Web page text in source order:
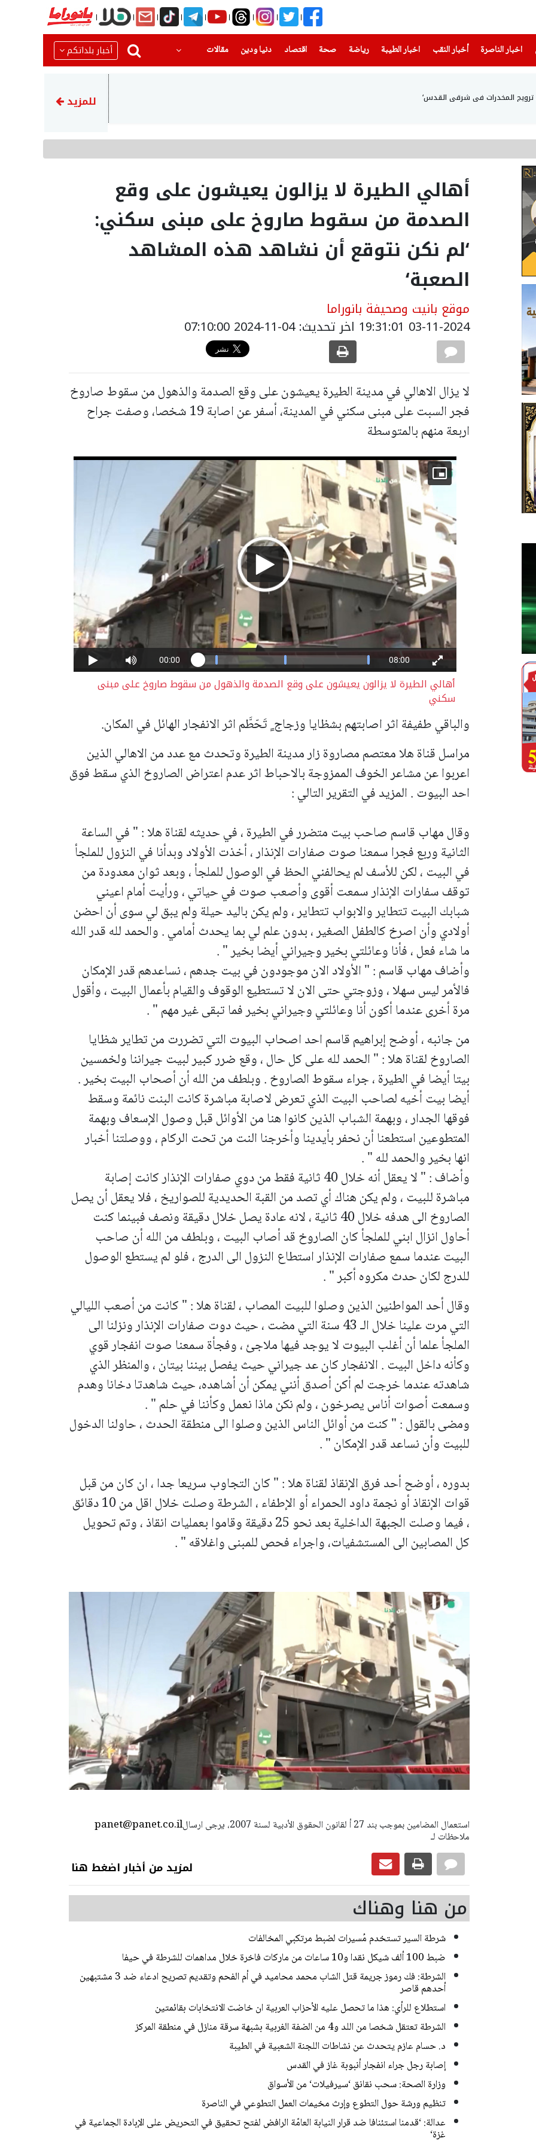
اخبار الناصرة
(current) أخبار النقب اخبار الطيبة(current) رياضة
(current) صحة(current) اقتصاد دنيا ودين
(current) مقالات أخبار بلداتكم
ترويج المخدرات في شرقي القدس‘ إحباط محاولة سرقة مركبة
للمزيد
أهالي الطيرة لا يزالون يعيشون على وقع
الصدمة من سقوط صاروخ على مبنى سكني:
‘لم نكن نتوقع أن نشاهد هذه المشاهد
الصعبة‘
موقع بانيت وصحيفة بانوراما
03-11-2024 19:31:01 اخر تحديث: 04-11-2024 07:10:00
لا يزال الاهالي في مدينة الطيرة يعيشون على وقع الصدمة والذهول من سقوط صاروخ
فجر السبت على مبنى سكني في المدينة، أسفر عن اصابة 19 شخصا، وصفت جراح
اربعة منهم بالمتوسطة
أهالي الطيرة لا يزالون يعيشون على وقع الصدمة والذهول من سقوط صاروخ على مبنى
سكني
والباقي طفيفة اثر اصابتهم بشظايا وزجاج ٍ تَحّطَّم اثر الانفجار الهائل في المكان.
مراسل قناة هلا معتصم مصاروة زار مدينة الطيرة وتحدث مع عدد من الاهالي الذين
اعربوا عن مشاعر الخوف الممزوجة بالاحباط اثر عدم اعتراض الصاروخ الذي سقط فوق
احد البيوت . المزيد في التقرير التالي :
وقال مهاب قاسم صاحب بيت متضرر في الطيرة ، في حديثه لقناة هلا : " في الساعة
الثانية وربع فجرا سمعنا صوت صفارات الإنذار ، أخذت الأولاد وبدأنا في النزول للملجأ
في البيت ، لكن للأسف لم يحالفني الحظ في الوصول للملجأ ، وبعد ثوان معدودة من
توقف سفارات الإنذار سمعت أقوى وأصعب صوت في حياتي ، ورأيت أمام اعيني
شبابك البيت تتطاير والابواب تتطاير ، ولم يكن باليد حيلة ولم يبق لي سوى أن احضن
أولادي وأن اصرخ كالطفل الصغير ، بدون علم لي بما يحدث أمامي . والحمد لله قدر الله
ما شاء فعل ، فأنا وعائلتي بخير وجيراني أيضا بخير " .
وأضاف مهاب قاسم : " الأولاد الان موجودون في بيت جدهم ، نساعدهم قدر الإمكان
فالأمر ليس سهلا ، وزوجتي حتى الان لا تستطيع الوقوف والقيام بأعمال البيت ، وأقول
مرة أخرى عندما أكون أنا وعائلتي وجيراني بخير فما تبقى غير مهم " .
من جانبه ، أوضح إبراهيم قاسم احد اصحاب البيوت التي تضررت من تطاير شظايا
الصاروخ لقناة هلا : " الحمد لله على كل حال ، وقع ضرر كبير لبيت جيراننا ولخمسين
بيتا أيضا في الطيرة ، جراء سقوط الصاروخ . وبلطف من الله أن أصحاب البيت بخير .
أيضا بيت أخيه لصاحب البيت الذي تعرض لاصابة مباشرة كانت البنت نائمة وسقط
فوقها الجدار ، وبهمة الشباب الذين كانوا هنا من الأوائل قبل وصول الإسعاف وبهمة
المتطوعين استطعنا أن نحفر بأيدينا وأخرجنا النت من تحت الركام ، ووصلتنا أخبار
انها بخير والحمد لله " .
وأضاف : " لا يعقل أنه خلال 40 ثانية فقط من دوي صفارات الإنذار كانت إصابة
مباشرة للبيت ، ولم يكن هناك أي تصد من القبة الحديدية للصواريخ ، فلا يعقل أن يصل
الصاروخ الى هدفه خلال 40 ثانية ، لانه عادة يصل خلال دقيقة ونصف فبينما كنت
أحاول انزال ابني للملجأ كان الصاروخ قد أصاب البيت ، وبلطف من الله أن صاحب
البيت عندما سمع صفارات الإنذار استطاع النزول الى الدرج ، فلو لم يستطع الوصول
للدرج لكان حدث مكروه أكبر " .
وقال أحد المواطنين الذين وصلوا للبيت المصاب ، لقناة هلا : " كانت من أصعب الليالي
التي مرت علينا خلال الـ 43 سنة التي مضت ، حيث دوت صفارات الإنذار ونزلنا الى
الملجأ علما أن أغلب البيوت لا يوجد فيها ملاجئ ، وفجأة سمعنا صوت انفجار قوي
وكأنه داخل البيت . الانفجار كان عد جيراني حيث يفصل بيننا بيتان ، والمنظر الذي
شاهدته عندما خرجت لم أكن أصدق أنني يمكن أن أشاهده، حيث شاهدتا دخانا وهدم
وسمعت أصوات أناس يصرخون ، ولم نكن ماذا نعمل وكأننا في حلم " .
ومضى بالقول : " كنت من أوائل الناس الذين وصلوا الى منطقة الحدث ، حاولنا الدخول
للبيت وأن نساعد قدر الإمكان " .
بدوره ، أوضح أحد فرق الإنقاذ لقناة هلا : " كان التجاوب سريعا جدا ، ان كان من قبل
قوات الإنقاذ أو نجمة داود الحمراء أو الإطفاء ، الشرطة وصلت خلال اقل من 10 دقائق
، فيما وصلت الجبهة الداخلية بعد نحو 25 دقيقة وقاموا بعمليات انقاذ ، وتم تحويل
كل المصابين الى المستشفيات، واجراء فحص للمبنى واغلاقه " .
panet@panet.co.ilاستعمال المضامين بموجب بند 27 أ لقانون الحقوق الأدبية لسنة 2007، يرجى ارسال
ملاحظات لـ
لمزيد من أخبار اضغط هنا
من هنا وهناك
شرطة السير تستخدم مُسيرات لضبط مرتكبي المخالفات
ضبط 100 ألف شيكل نقدا و10 ساعات من ماركات فاخرة خلال مداهمات للشرطة في حيفا
الشرطة: فك رموز جريمة قتل الشاب محمد محاميد في أم الفحم وتقديم تصريح ادعاء ضد 3 مشتبهين
أحدهم قاصر
استطلاع للرأي: هذا ما تحصل عليه الأحزاب العربية ان خاضت الانتخابات بقائمتين
الشرطة تعتقل شخصا من اللد و4 من الضفة الغربية بشبهة سرقة منازل في منطقة المركز
د. حسام عازم يتحدث عن نشاطات اللجنة الشعبية في الطيبة
إصابة رجل جراء انفجار أنبوبة غاز في القدس
وزارة الصحة: سحب نقانق ‘سيرفيلات‘ من الأسواق
تنظيم ورشة حول التطوع وإرث مخيمات العمل التطوعي في الناصرة
عدالة: ‘قدمنا استئنافا ضد قرار النيابة العامّة الرافض لفتح تحقيق في التحريض على الإبادة الجماعية في
غزة‘